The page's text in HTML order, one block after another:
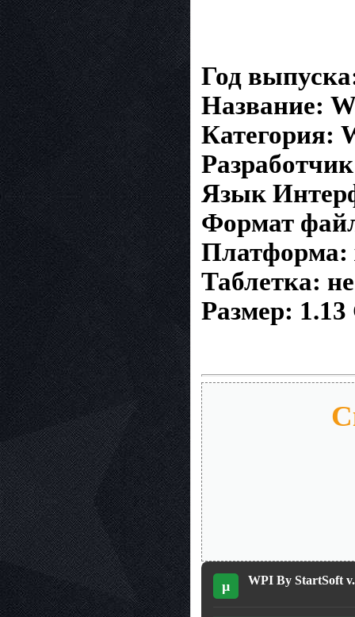
Год
Название:
Категория:
Язык
Формат
Платформа:
Таблетка:
Размер: 1.13
µ WPI By StartSoft